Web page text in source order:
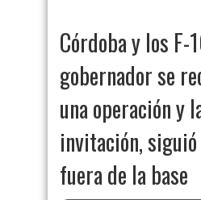
Córdoba y los F-
gobernador se
una operación y
invitación,
fuera de la base